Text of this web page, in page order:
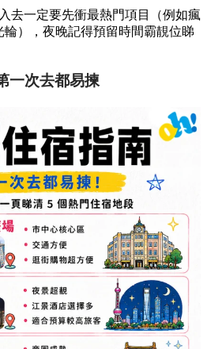
去一定要先衝最熱門項目（例如瘋
），夜晚記得預留時間霸靚位睇
一次去都易揀